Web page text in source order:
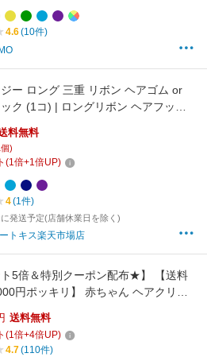
4.6(10件)
ー ロング 三重 リボン ヘアゴム or
ク (1コ) | ロングリボン ヘアフック
髪飾り レディース 大人 キッズ 子供
学式 卒業式 ポニーテール KHGWR
送料無料 実施中
料無料
)
(1倍+1倍UP)
4(1件)
発送予定(店舗休業日を除く)
トキス楽天市場店
ト5倍＆特別クーポン配布★】 【送料
円ポッキリ】 赤ちゃん ヘアクリッ
ン 10点 セット KUSUMI☆ 安全 前髪
跡がつかない リボン 花 キラキラ 髪留
れ 可愛い デザイン ベビー キッズ 子
送料無料
(1倍+4倍UP)
4.7(110件)